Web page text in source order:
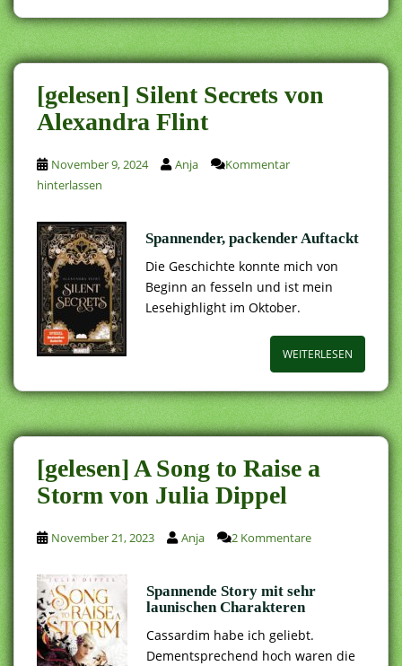
[gelesen] Silent Secrets von
Alexandra Flint
November 9, 2024 Anja
Kommentar
hinterlassen
Spannender, packender Auftackt
Die Geschichte konnte mich von
Beginn an fesseln und ist mein
Lesehighlight im Oktober.
WEITERLESEN
[gelesen] A Song to Raise a
Storm von Julia Dippel
November 21, 2023 Anja 2 Kommentare
Spannende Story mit sehr
launischen Charakteren
Cassardim habe ich geliebt.
Dementsprechend hoch waren die